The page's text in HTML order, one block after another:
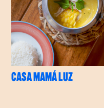
CASA MAMÁ LUZ